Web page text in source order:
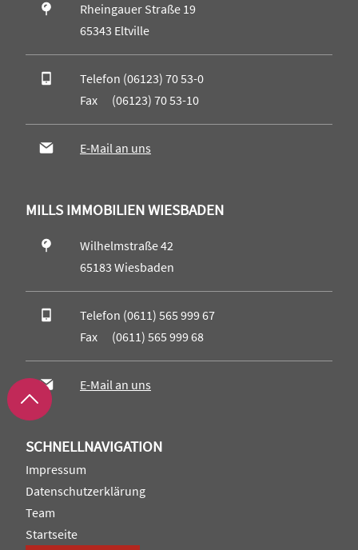
Rheingauer Straße 19
65343 Eltville
Telefon (06123) 70 53-0
Fax (06123) 70 53-10
E-Mail an uns
MILLS IMMOBILIEN WIESBADEN
Wilhelmstraße 42
65183 Wiesbaden
Telefon (0611) 565 999 67
Fax (0611) 565 999 68
E-Mail an uns
SCHNELLNAVIGATION
Impressum
Datenschutzerklärung
Team
Startseite